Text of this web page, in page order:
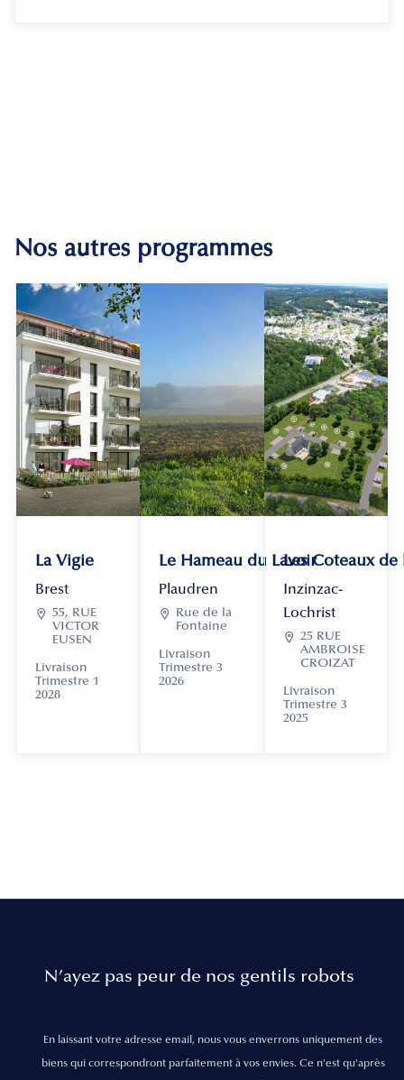
Nos autres programmes
La Vigie
Brest
 55, RUE
VICTOR
EUSEN
Livraison
Trimestre 1
2028
Le Hameau du Lavoir
Plaudren

Rue de la
Fontaine
Livraison
Trimestre 3
2026
Les Coteaux
Inzinzac-
Lochrist
 25 RUE
AMBROISE
CROIZAT
Livraison
Trimestre 3
2025
N’ayez pas peur de nos gentils robots
En laissant votre adresse email, nous vous enverrons uniquement des
biens qui correspondront parfaitement à vos envies. Ce n'est qu'après